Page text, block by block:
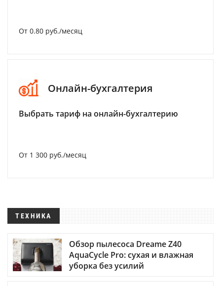
От 0.80 руб./месяц
Онлайн-бухгалтерия
Выбрать тариф на онлайн-бухгалтерию
От 1 300 руб./месяц
ТЕХНИКА
Обзор пылесоса Dreame Z40
AquaCycle Pro: сухая и влажная
уборка без усилий